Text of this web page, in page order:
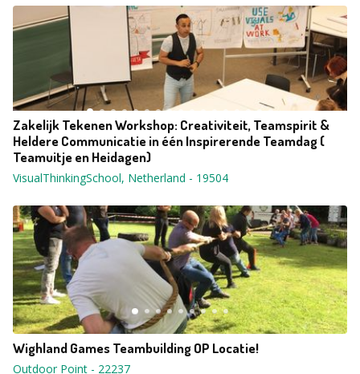
Zakelijk Tekenen Workshop: Creativiteit, Teamspirit &
Heldere Communicatie in één Inspirerende Teamdag (
Teamuitje en Heidagen)
VisualThinkingSchool, Netherland - 19504
Wighland Games Teambuilding OP Locatie!
Outdoor Point - 22237